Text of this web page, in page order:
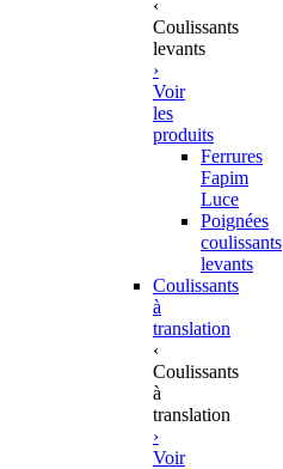
‹
Coulissants
levants
›
Voir
les
produits
Ferrures
Fapim
Luce
Poignées
coulissants
levants
Coulissants
à
translation
‹
Coulissants
à
translation
›
Voir